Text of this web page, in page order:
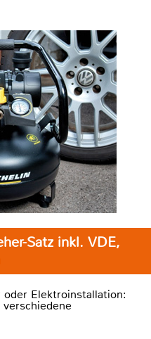
Satz inkl. VDE,
Elektroinstallation: